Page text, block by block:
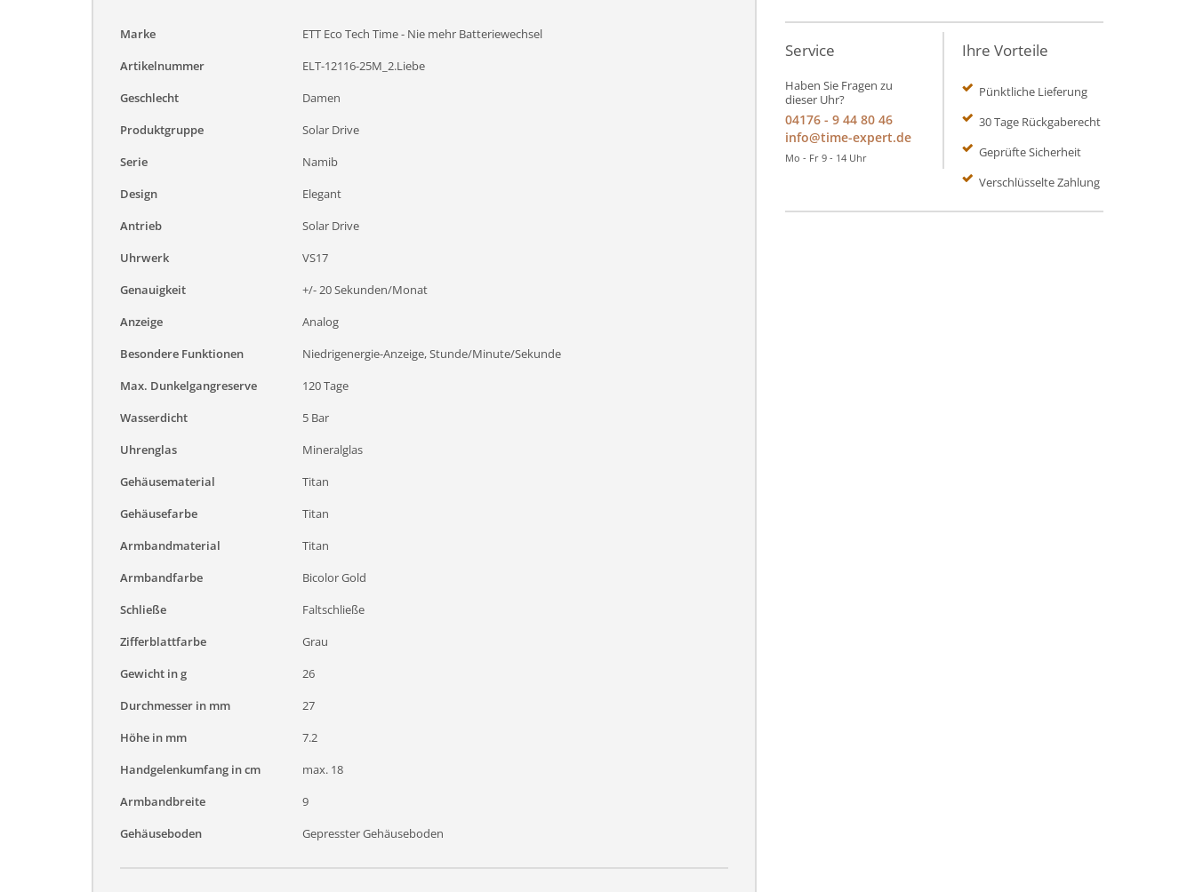
Marke
ETT Eco Tech Time - Nie mehr Batteriewechsel
Artikelnummer
ELT-12116-25M_2.Liebe
Geschlecht
Damen
Produktgruppe
Solar Drive
Serie
Namib
Design
Elegant
Antrieb
Solar Drive
Uhrwerk
VS17
Genauigkeit
+/- 20 Sekunden/Monat
Anzeige
Analog
Besondere Funktionen
Niedrigenergie-Anzeige, Stunde/Minute/Sekunde
Max. Dunkelgangreserve
120 Tage
Wasserdicht
5 Bar
Uhrenglas
Mineralglas
Gehäusematerial
Titan
Gehäusefarbe
Titan
Armbandmaterial
Titan
Armbandfarbe
Bicolor Gold
Schließe
Faltschließe
Zifferblattfarbe
Grau
Gewicht in g
26
Durchmesser in mm
27
Höhe in mm
7.2
Handgelenkumfang in cm
max. 18
Armbandbreite
9
Gehäuseboden
Gepresster Gehäuseboden
Service
Haben Sie Fragen zu
dieser Uhr?
04176 - 9 44 80 46
info@time-expert.de
Mo - Fr 9 - 14 Uhr
Ihre Vorteile
Pünktliche Lieferung
30 Tage Rückgaberecht
Geprüfte Sicherheit
Verschlüsselte Zahlung